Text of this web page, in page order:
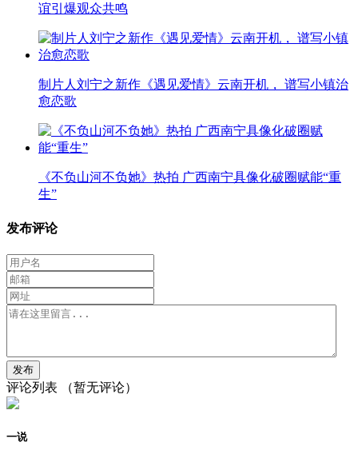
谊引爆观众共鸣
制片人刘宁之新作《遇见爱情》云南开机， 谱写小镇治
愈恋歌
《不负山河不负她》热拍 广西南宁具像化破圈赋能“重
生”
发布评论
评论列表 （暂无评论）
一说